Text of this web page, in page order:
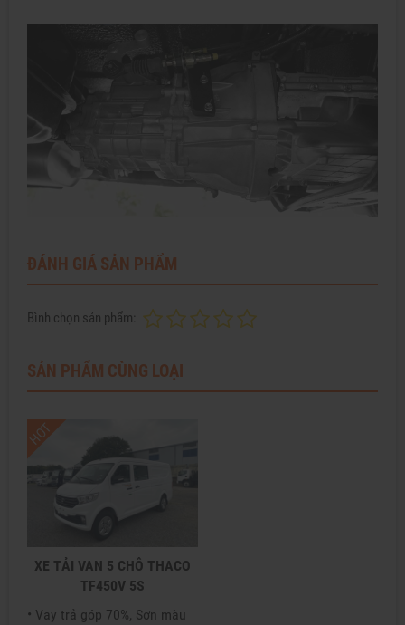
ĐÁNH GIÁ SẢN PHẨM
Bình chọn sản phẩm:
SẢN PHẨM CÙNG LOẠI
HOT
XE TẢI VAN 5 CHỖ THACO
TF450V 5S
• Vay trả góp 70%, Sơn màu